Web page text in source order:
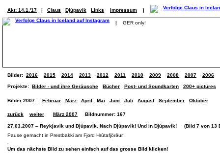
Akt: 14.1.'17 | Claus Djúpavík Links Impressum |
| GER only!
Bilder: 2016 2015 2014 2013 2012 2011 2010 2009 2008 2007 2006
Projekte: Bilder - und ihre Geräusche Bücher Post- und Soundkarten 200+ pictures
Bilder 2007: Februar März April Mai Juni Juli August September Oktober
zurück weiter März 2007 Bildnummer: 167
27.03.2007 – Reykjavík und Djúpavík. Nach Djúpavík! Und in Djúpavík! (Bild 7 von 13
Pause gemacht in Prestbakki am Fjord Hrútafjörður.
Um das nächste Bild zu sehen einfach auf das grosse Bild klicken!